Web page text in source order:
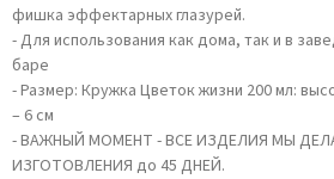
фишка эффектарных глазурей.
- Для использования как дома, так и в
баре
- Размер: Кружка Цветок жизни 200 мл:
– 6 см
- ВАЖНЫЙ МОМЕНТ - ВСЕ ИЗДЕЛИЯ МЫ
ИЗГОТОВЛЕНИЯ до 45 ДНЕЙ.